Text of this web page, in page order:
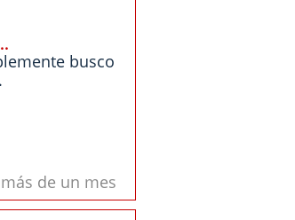
busco
de un mes